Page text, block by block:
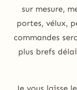
sur mesure,
portes, vélux,
commandes
plus brefs
Je vous laisse